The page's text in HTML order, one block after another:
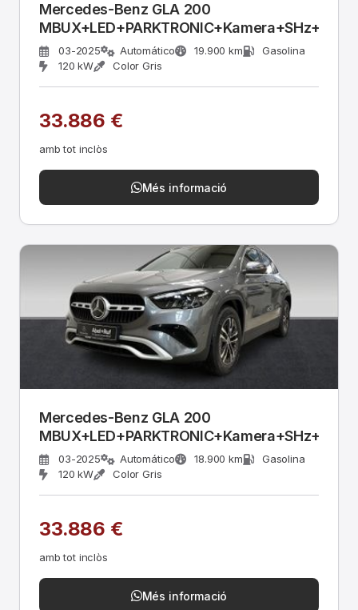
Mercedes-Benz GLA 200
MBUX+LED+PARKTRONIC+Kamera+SHz+AHK
03-2025 Automático 19.900 km
Gasolina
120 kW
Color Gris
33.886 €
amb tot inclòs
Més informació
Mercedes-Benz GLA 200
MBUX+LED+PARKTRONIC+Kamera+SHz+AHK
03-2025 Automático 18.900 km
Gasolina
120 kW
Color Gris
33.886 €
amb tot inclòs
Més informació